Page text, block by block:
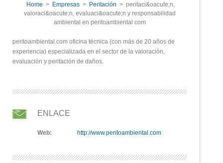
Home > Empresas> Peritación > peritaci&oacute;n,
valoraci&oacute;n, evaluaci&oacute;n y responsabilidad
ambiental en peritoambiental com
peritoambiental.com oficina técnica (con más de 20 años de
experiencia) especializada en el sector de la valoración,
evaluación y peritación de daños.
ENLACE
Web: http://www.peritoambiental.com